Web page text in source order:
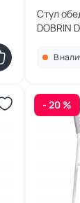
Стул
DOBRIN
1932895
В
- 20 %